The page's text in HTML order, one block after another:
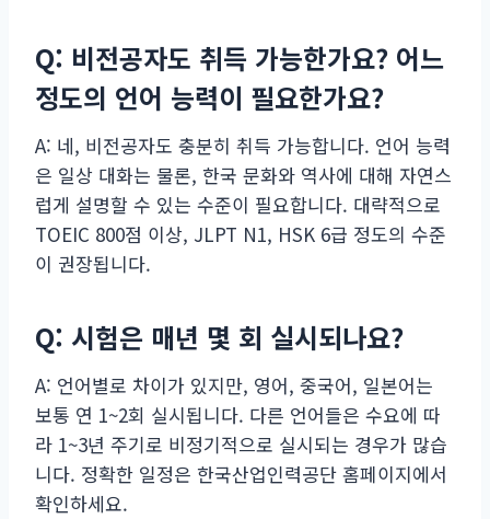
Q: 비전공자도 취득 가능한가요? 어느
정도의 언어 능력이 필요한가요?
A: 네, 비전공자도 충분히 취득 가능합니다. 언어 능력
은 일상 대화는 물론, 한국 문화와 역사에 대해 자연스
럽게 설명할 수 있는 수준이 필요합니다. 대략적으로
TOEIC 800점 이상, JLPT N1, HSK 6급 정도의 수준
이 권장됩니다.
Q: 시험은 매년 몇 회 실시되나요?
A: 언어별로 차이가 있지만, 영어, 중국어, 일본어는
보통 연 1~2회 실시됩니다. 다른 언어들은 수요에 따
라 1~3년 주기로 비정기적으로 실시되는 경우가 많습
니다. 정확한 일정은 한국산업인력공단 홈페이지에서
확인하세요.